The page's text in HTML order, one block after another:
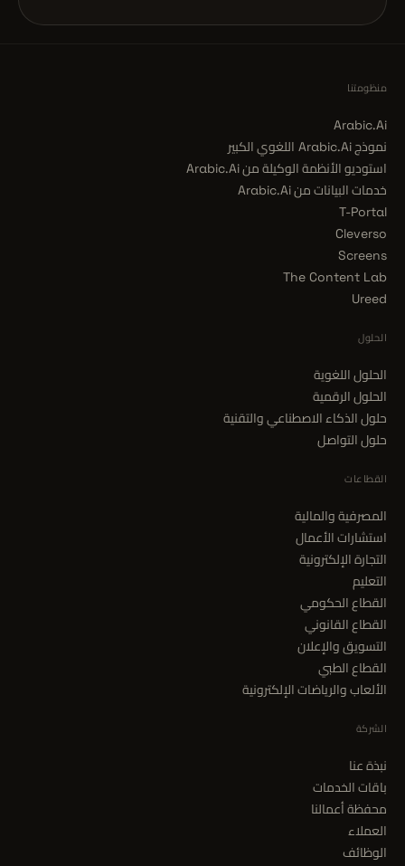
منظومتنا
Arabic.Ai
نموذج Arabic.Ai اللغوي الكبير
استوديو الأنظمة الوكيلة من Arabic.Ai
خدمات البيانات من Arabic.Ai
T-Portal
Cleverso
Screens
The Content Lab
Ureed
الحلول
الحلول اللغوية
الحلول الرقمية
حلول الذكاء الاصطناعي والتقنية
حلول التواصل
القطاعات
المصرفية والمالية
استشارات الأعمال
التجارة الإلكترونية
التعليم
القطاع الحكومي
القطاع القانوني
التسويق والإعلان
القطاع الطبي
الألعاب والرياضات الإلكترونية
الشركة
نبذة عنا
باقات الخدمات
محفظة أعمالنا
العملاء
الوظائف